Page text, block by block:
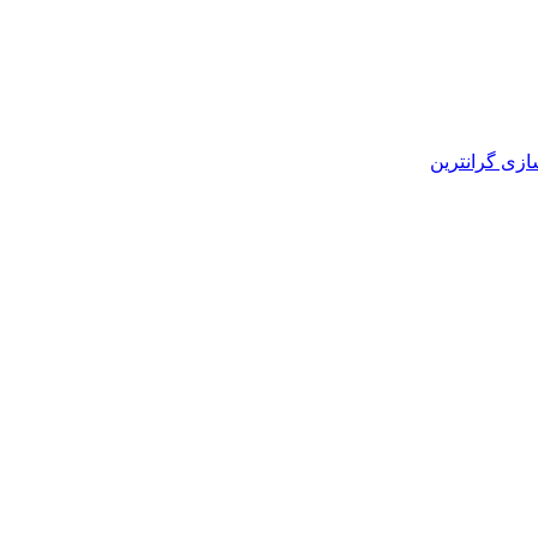
گرانترین